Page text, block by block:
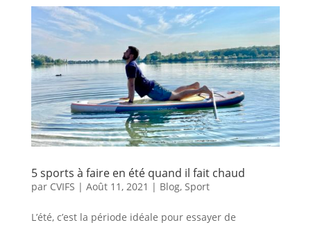
5 sports à faire en été quand il fait chaud
par CVIFS | Août 11, 2021 | Blog, Sport
L’été, c’est la période idéale pour essayer de